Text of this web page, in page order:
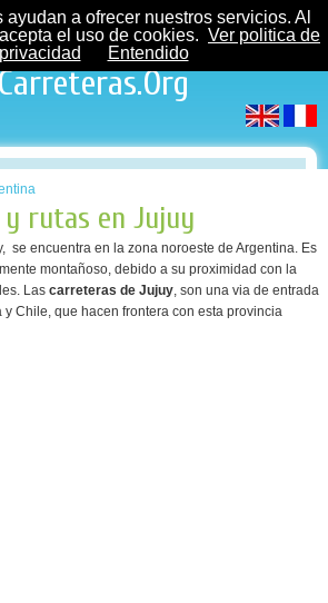
rutas en Jujuy
se encuentra en la zona noroeste de Argentina. Es
montañoso, debido a su proximidad con la
Las carreteras de Jujuy, son una via de entrada
Chile, que hacen frontera con esta provincia
ayudan a ofrecer nuestros servicios. Al
el uso de cookies. Ver politica de
privacidad
Entendido